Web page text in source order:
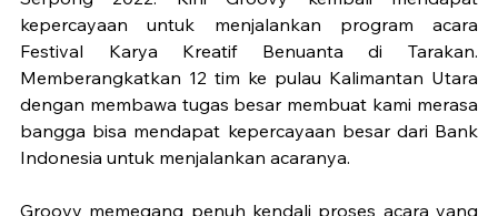
kepercayaan untuk menjalankan program acara
Festival Karya Kreatif Benuanta di Tarakan.
Memberangkatkan 12 tim ke pulau Kalimantan Utara
dengan membawa tugas besar membuat kami merasa
bangga bisa mendapat kepercayaan besar dari Bank
Indonesia untuk menjalankan acaranya.
Groovy memegang penuh kendali proses acara yang